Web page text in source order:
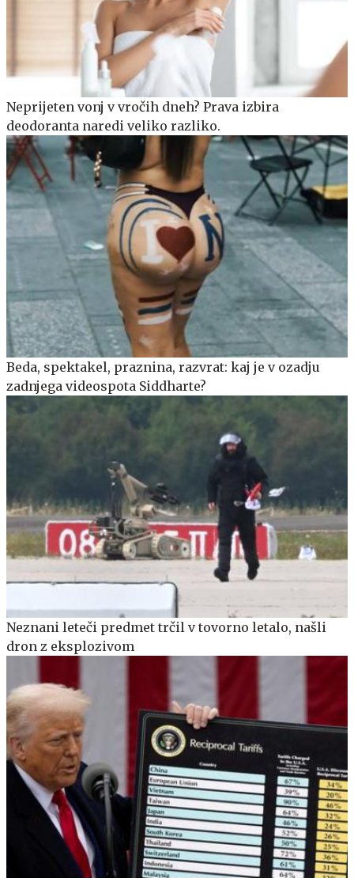
Neprijeten vonj v vročih dneh? Prava izbira
deodoranta naredi veliko razliko.
Beda, spektakel, praznina, razvrat: kaj je v ozadju
zadnjega videospota Siddharte?
Neznani leteči predmet trčil v tovorno letalo, našli
dron z eksplozivom